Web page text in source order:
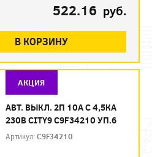
522.16 руб.
В КОРЗИНУ
АКЦИЯ
АВТ. ВЫКЛ. 2П 10А С 4,5КА
230В CITY9 C9F34210 УП.6
Артикул:C9F34210